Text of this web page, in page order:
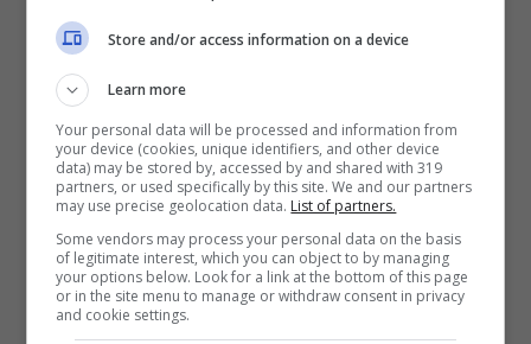
Ad intervalli più o meno regolari il suo
personaggio è sempre tornato per fare del
male a qualcuno. E anche quando ha
provato a convertirsi e diventare una
buona moglie, alla fine ha ceduto ed è
tornata più perfida che mai.
Questa volta, però, l’addio di Sheila sarà
definitivo.Sheila morirà, accoltellata dalla
Store and/or access information on a device
Learn more
Your personal data will be processed and information from
your device (cookies, unique identifiers, and other device
data) may be stored by, accessed by and shared with 319
partners, or used specifically by this site. We and our partners
may use precise geolocation data. List of partners.
Some vendors may process your personal data on the basis
of legitimate interest, which you can object to by managing
your options below. Look for a link at the bottom of this page
or in the site menu to manage or withdraw consent in privacy
and cookie settings.